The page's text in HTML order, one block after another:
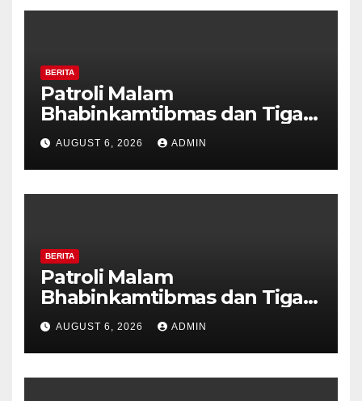
BERITA
Patroli Malam
Bhabinkamtibmas dan Tiga
Pilar Kelurahan Ungaran
Perkuat Kamtibmas, Warga
Diajak Aktifkan Ronda
AUGUST 6, 2026 ADMIN
BERITA
Patroli Malam
Bhabinkamtibmas dan Tiga
Pilar Kelurahan Ungaran
Perkuat Kamtibmas, Warga
Diajak Aktifkan Ronda
AUGUST 6, 2026 ADMIN